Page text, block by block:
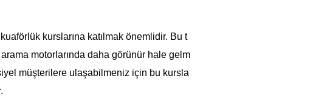
kurslarına katılmak önemlidir. Bu t
motorlarında daha görünür hale gelm
müşterilere ulaşabilmeniz için bu kursla